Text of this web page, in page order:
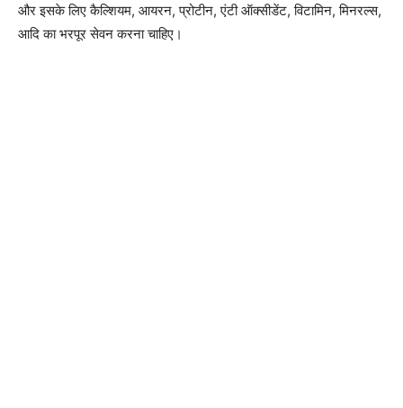
और इसके लिए कैल्शियम, आयरन, प्रोटीन, एंटी ऑक्सीडेंट, विटामिन, मिनरल्स,
आदि का भरपूर सेवन करना चाहिए।